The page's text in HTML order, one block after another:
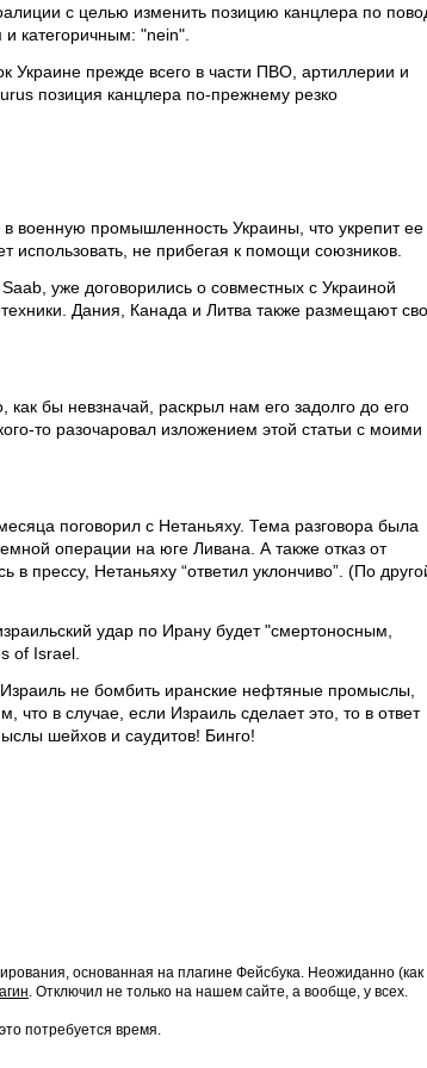
с целью изменить позицию канцлера по
категоричным: "nein".
Украине прежде всего в части ПВО, артиллерии и
позиция канцлера по-прежнему резко
военную промышленность Украины, что укрепит ее
использовать, не прибегая к помощи союзников.
уже договорились о совместных с Украиной
Дания, Канада и Литва также размещают
бы невзначай, раскрыл нам его задолго до его
то разочаровал изложением этой статьи с моими
поговорил с Нетаньяху. Тема разговора была
операции на юге Ливана. А также отказ от
прессу, Нетаньяху “ответил уклончиво”. (По
удар по Ирану будет "смертоносным,
of Israel.
не бомбить иранские нефтяные промыслы,
в случае, если Израиль сделает это, то в ответ
шейхов и саудитов! Бинго!
основанная на плагине Фейсбука. Неожиданно (как
. Отключил не только на нашем сайте, а вообще, у всех.
потребуется время.